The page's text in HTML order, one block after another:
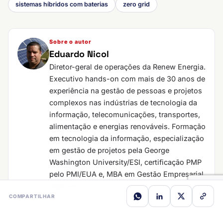
sistemas híbridos com baterias zero grid
Sobre o autor
Eduardo Nicol
Diretor-geral de operações da Renew Energia.
Executivo hands-on com mais de 30 anos de
experiência na gestão de pessoas e projetos
complexos nas indústrias de tecnologia da
informação, telecomunicações, transportes,
alimentação e energias renováveis. Formação
em tecnologia da informação, especialização
em gestão de projetos pela George
Washington University/ESI, certificação PMP
pelo PMI/EUA e, MBA em Gestão Empresarial
COMPARTILHAR